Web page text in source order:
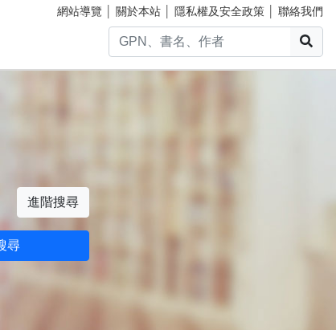
網站導覽 關於本站 隱私權及安全政策 聯絡我們
進階搜尋
尋